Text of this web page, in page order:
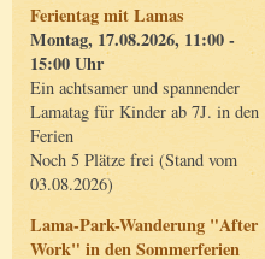
Ferientag mit Lamas
Montag, 17.08.2026, 11:00 -
15:00 Uhr
Ein achtsamer und spannender
Lamatag für Kinder ab 7J. in den
Ferien
Noch 5 Plätze frei (Stand vom
03.08.2026)
Lama-Park-Wanderung "After
Work" in den Sommerferien